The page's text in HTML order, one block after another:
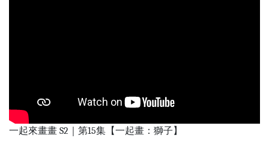
一起來畫畫 S2｜第15集【一起畫：獅子】